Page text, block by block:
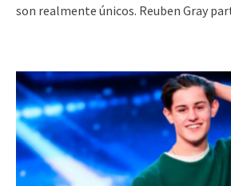
son realmente únicos. Reuben Gray